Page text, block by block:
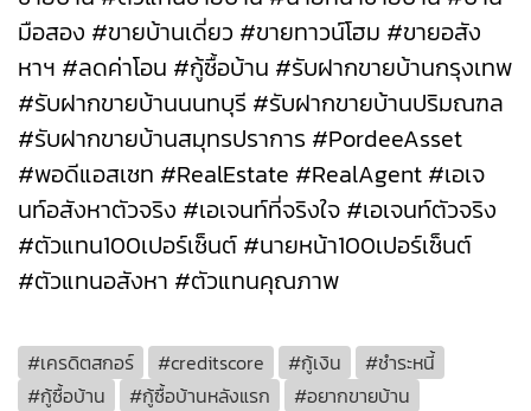
มือสอง #ขายบ้านเดี่ยว #ขายทาวน์โฮม #ขายอสัง
หาฯ #ลดค่าโอน #กู้ซื้อบ้าน #รับฝากขายบ้านกรุงเทพ
#รับฝากขายบ้านนนทบุรี #รับฝากขายบ้านปริมณฑล
#รับฝากขายบ้านสมุทรปราการ #PordeeAsset
#พอดีแอสเซท #RealEstate #RealAgent #เอเจ
นท์อสังหาตัวจริง #เอเจนท์ที่จริงใจ #เอเจนท์ตัวจริง
#ตัวแทน100เปอร์เซ็นต์ #นายหน้า100เปอร์เซ็นต์
#ตัวแทนอสังหา #ตัวแทนคุณภาพ
#เครดิตสกอร์ #creditscore #กู้เงิน
#ชำระหนี้
#กู้ซื้อบ้าน
#กู้ซื้อบ้านหลังแรก
#อยากขายบ้าน